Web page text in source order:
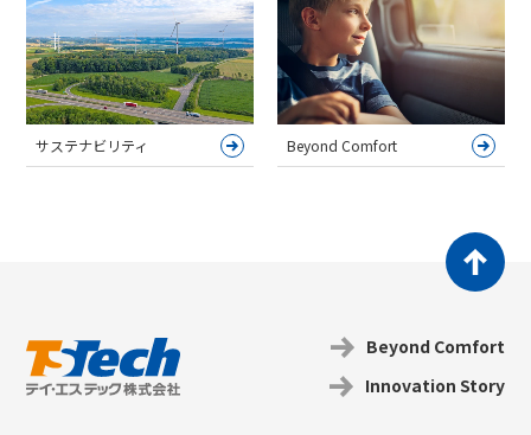
サステナビリティ Beyond Comfort
Beyond Coｍfort
Innovation Story